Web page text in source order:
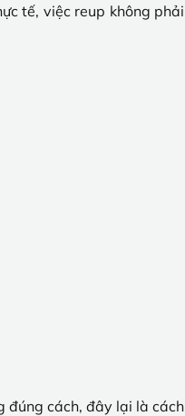
tế, việc reup không phải
đúng cách, đây lại là cách